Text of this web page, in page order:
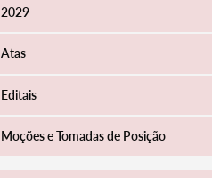
2029
Atas
Editais
Moções e Tomadas de Posição